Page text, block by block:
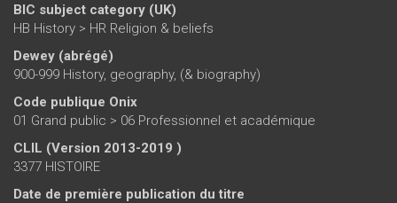
BIC subject category (UK)
HB History > HR Religion & beliefs
Dewey (abrégé)
900-999 History, geography, (& biography)
Code publique Onix
01 Grand public > 06 Professionnel et académique
CLIL (Version 2013-2019 )
3377 HISTOIRE
Date de première publication du titre